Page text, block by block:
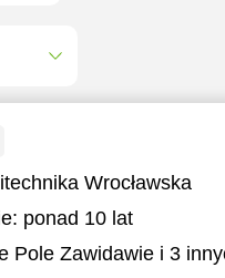
Wrocławska
ponad 10 lat
Pole Zawidawiei 3